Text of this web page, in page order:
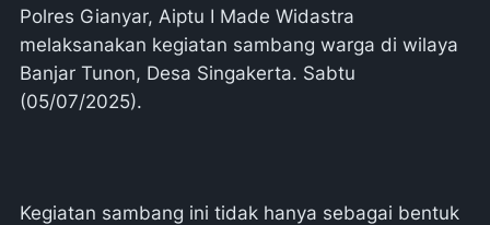
Polres Gianyar, Aiptu I Made Widastra
melaksanakan kegiatan sambang warga di wilaya
Banjar Tunon, Desa Singakerta. Sabtu
(05/07/2025).
Kegiatan sambang ini tidak hanya sebagai bentuk